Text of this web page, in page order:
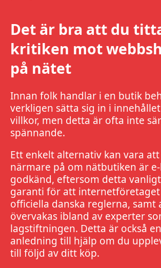
Det är bra att du
kritiken mot
på nätet
Innan folk handlar i en butik
verkligen sätta sig in i
villkor, men detta är ofta inte
spännande.
Ett enkelt alternativ kan vara
närmare på om nätbutiken är
godkänd, eftersom detta
garanti för att
officiella danska reglerna, samt
övervakas ibland av experter
lagstiftningen. Detta är också
anledning till hjälp om du
till följd av ditt köp.